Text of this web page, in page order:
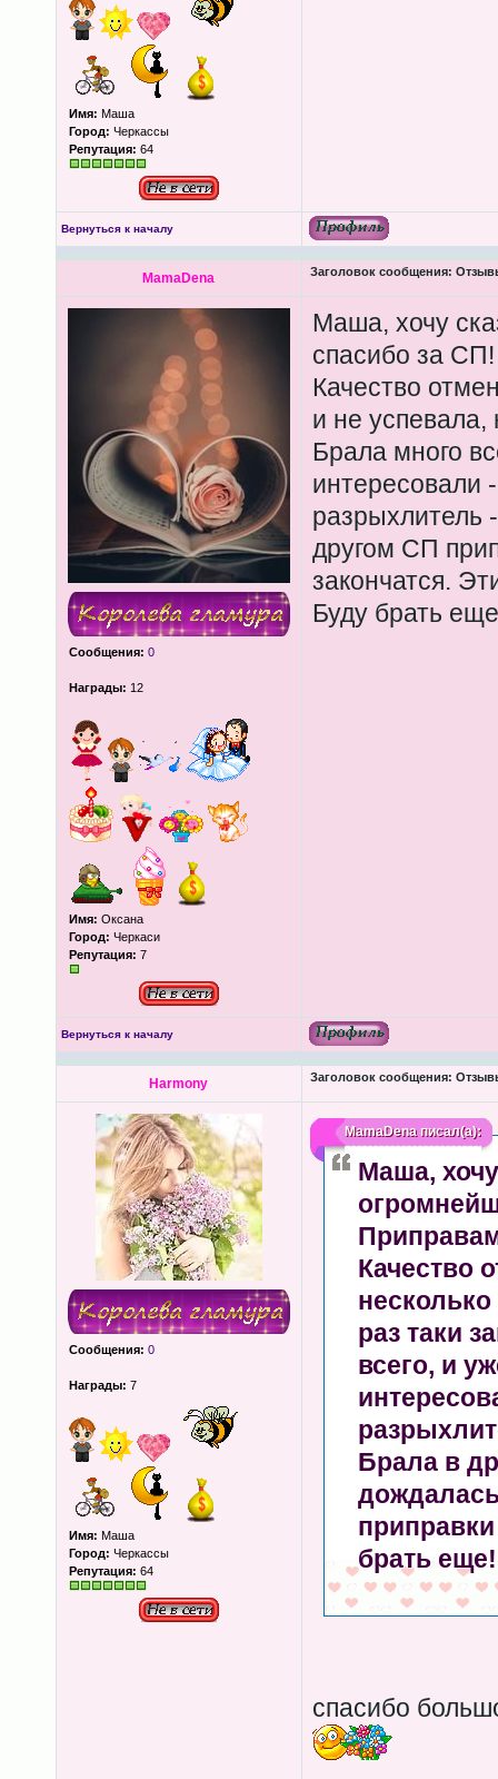
Имя: Маша
Город: Черкассы
Репутация: 64
Вернуться к началу
MamaDena Заголовок сообщения:
Сообщения: 0
Награды: 12
Имя: Оксана
Город: Черкаси
Репутация: 7
Маша, хочу
спасибо за
Качество
и не успевала,
Брала много
интересовали
разрыхлитель
другом СП
закончатся.
Буду брать
Вернуться к началу
Harmony Заголовок сообщения:
Сообщения: 0
Награды: 7
Имя: Маша
Город: Черкассы
Репутация: 64
MamaDenaписал(а):
Маша,
Качество
несколько
раз таки
всего, и
Брала в
брать еще!
спасибо